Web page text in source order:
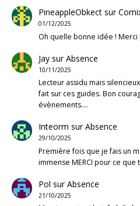
PineappleObkectsur
01/12/2025
Oh quelle bonne idée !
JaysurAbsence
10/11/2025
Lecteur assidu mais
fait sur ces guides. Bon
évènements.…
Inteorm surAbsence
29/10/2025
Première fois que je fais un
immense MERCI pour ce que
Pol surAbsence
21/10/2025